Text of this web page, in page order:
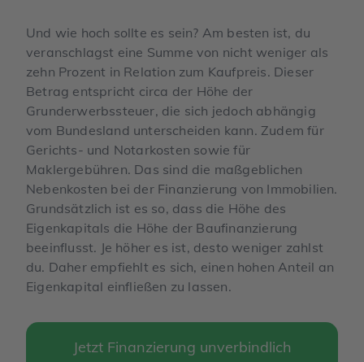
Und wie hoch sollte es sein? Am besten ist, du
veranschlagst eine Summe von nicht weniger als
zehn Prozent in Relation zum Kaufpreis. Dieser
Betrag entspricht circa der Höhe der
Grunderwerbssteuer, die sich jedoch abhängig
vom Bundesland unterscheiden kann. Zudem für
Gerichts- und Notarkosten sowie für
Maklergebühren. Das sind die maßgeblichen
Nebenkosten bei der Finanzierung von Immobilien.
Grundsätzlich ist es so, dass die Höhe des
Eigenkapitals die Höhe der Baufinanzierung
beeinflusst. Je höher es ist, desto weniger zahlst
du. Daher empfiehlt es sich, einen hohen Anteil an
Eigenkapital einfließen zu lassen.
Jetzt Finanzierung unverbindlich